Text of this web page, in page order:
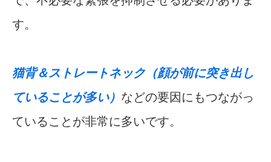
す。
猫背＆ストレートネック（顔が前に突き出し
ていることが多い） などの要因にもつながっ
ていることが非常に多いです。